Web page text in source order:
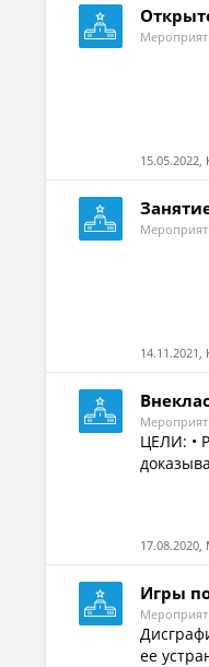
ЦЕЛИ: •
Игры
ее